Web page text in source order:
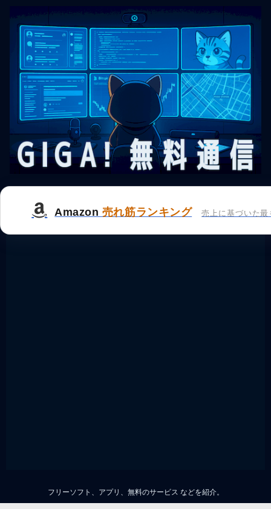
Amazon 売れ筋ランキング 売上に基づいた
フリーソフト、アプリ、無料のサービス などを紹介。